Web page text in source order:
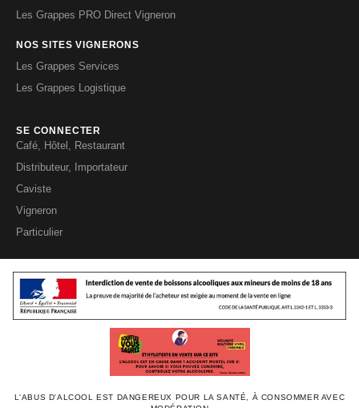
Les Grappes PRO Direct Vigneron
NOS SITES VIGNERONS
Les Grappes Services
Les Grappes Logistique
SE CONNECTER
Café, Hôtel, Restaurant
Distributeur, Importateur
Caviste
Vigneron
Particulier
L'ABUS D'ALCOOL EST DANGEREUX POUR LA SANTÉ, À CONSOMMER AVEC